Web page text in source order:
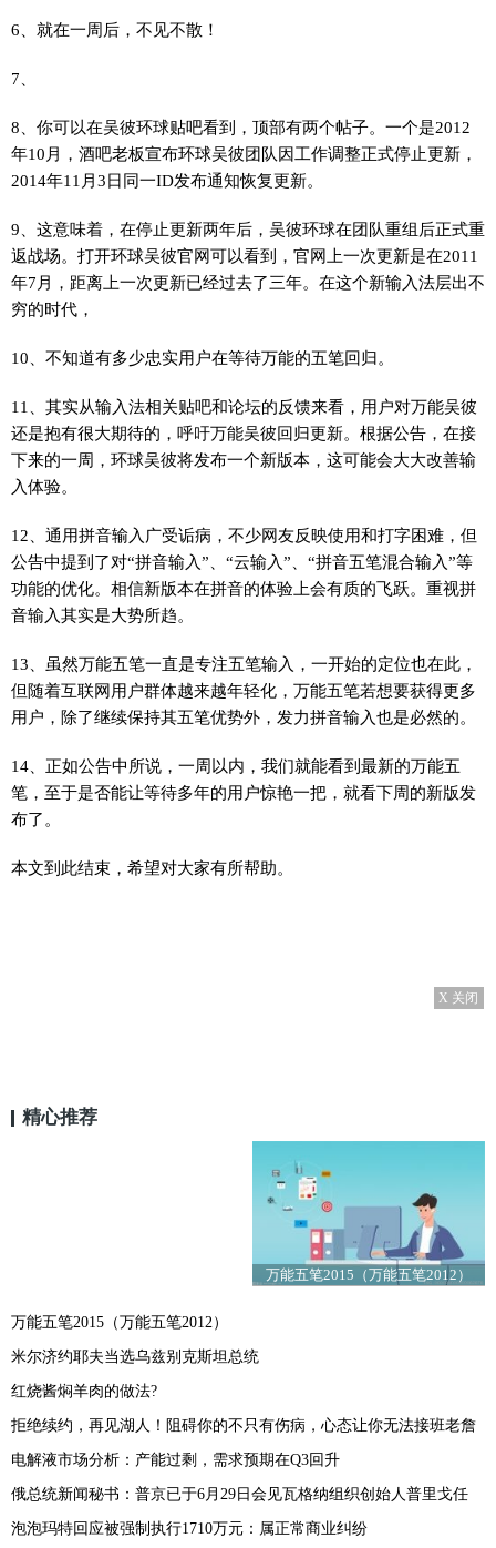
6、就在一周后，不见不散！
7、
8、你可以在吴彼环球贴吧看到，顶部有两个帖子。一个是2012
年10月，酒吧老板宣布环球吴彼团队因工作调整正式停止更新，
2014年11月3日同一ID发布通知恢复更新。
9、这意味着，在停止更新两年后，吴彼环球在团队重组后正式重
返战场。打开环球吴彼官网可以看到，官网上一次更新是在2011
年7月，距离上一次更新已经过去了三年。在这个新输入法层出不
穷的时代，
10、不知道有多少忠实用户在等待万能的五笔回归。
11、其实从输入法相关贴吧和论坛的反馈来看，用户对万能吴彼
还是抱有很大期待的，呼吁万能吴彼回归更新。根据公告，在接
下来的一周，环球吴彼将发布一个新版本，这可能会大大改善输
入体验。
12、通用拼音输入广受诟病，不少网友反映使用和打字困难，但
公告中提到了对“拼音输入”、“云输入”、“拼音五笔混合输入”等
功能的优化。相信新版本在拼音的体验上会有质的飞跃。重视拼
音输入其实是大势所趋。
13、虽然万能五笔一直是专注五笔输入，一开始的定位也在此，
但随着互联网用户群体越来越年轻化，万能五笔若想要获得更多
用户，除了继续保持其五笔优势外，发力拼音输入也是必然的。
14、正如公告中所说，一周以内，我们就能看到最新的万能五
笔，至于是否能让等待多年的用户惊艳一把，就看下周的新版发
布了。
本文到此结束，希望对大家有所帮助。
X 关闭
精心推荐
万能五笔2015（万能五笔2012）
万能五笔2015（万能五笔2012）
米尔济约耶夫当选乌兹别克斯坦总统
红烧酱焖羊肉的做法?
拒绝续约，再见湖人！阻碍你的不只有伤病，心态让你无法接班老詹
电解液市场分析：产能过剩，需求预期在Q3回升
俄总统新闻秘书：普京已于6月29日会见瓦格纳组织创始人普里戈任
泡泡玛特回应被强制执行1710万元：属正常商业纠纷